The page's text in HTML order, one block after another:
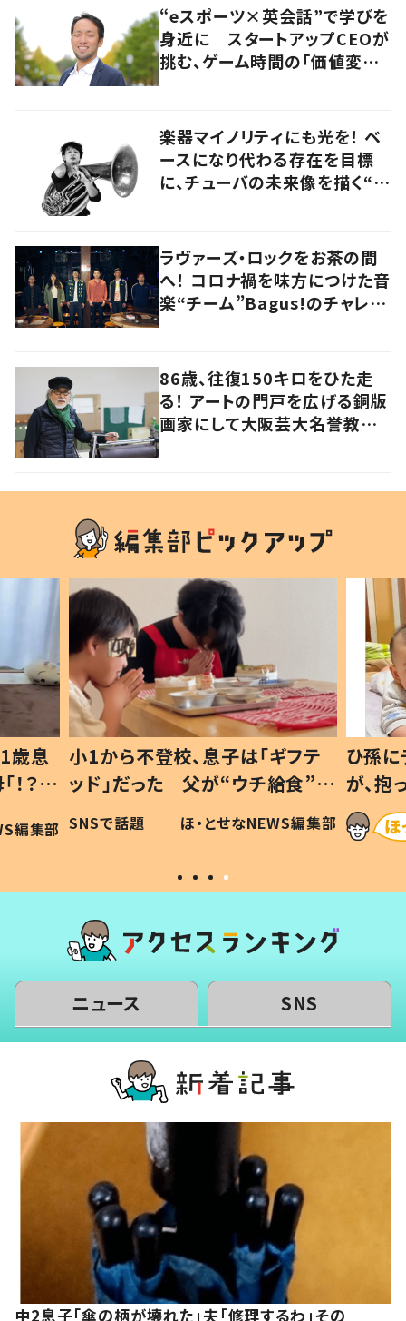
“eスポーツ×英会話”で学びを
身近に スタートアップCEOが
挑む、ゲーム時間の「価値変容」
楽器マイノリティにも光を！ ベ
ースになり代わる存在を目標
に、チューバの未来像を描く“ブ
ラヴァーズ・ロックをお茶の間
へ！ コロナ禍を味方につけた音
楽“チーム”Bagus!のチャレン
86歳、往復150キロをひた走
る！ アートの門戸を広げる銅版
画家にして大阪芸大名誉教授・
歳息
？」
編集部
小1から不登校、息子は「ギフテ
ッド」だった 父が“ウチ給食”を
作り続ける理由とは #令和の親
#令和の子
SNSで話題 ほ・とせなNEWS編集部
ひ孫
が、
「涙が
い」
ニュース SNS
中2息子「傘の柄が壊れた」夫「修理するわ」その